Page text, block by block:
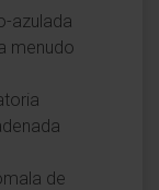
azulada
menudo
de